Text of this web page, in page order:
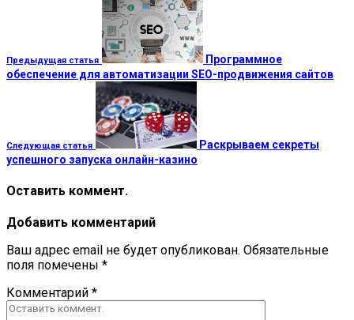
Предыдущая статья
Программное
обеспечение для автоматизации SEO-продвижения сайтов
Следующая статья
Раскрываем секреты
успешного запуска онлайн-казино
Оставить коммент.
Добавить комментарий
Ваш адрес email не будет опубликован. Обязательные
поля помечены *
Комментарий *